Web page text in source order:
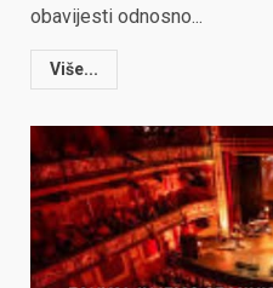
obavijesti odnosno...
Više...